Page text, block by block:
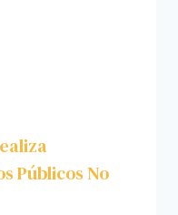
Públicos No